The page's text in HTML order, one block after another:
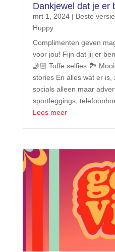
Dankjewel dat je er
mrt 1, 2024| Beste
Huppy
Complimenten geven
voor jou! Fijn dat jij er
🤳🏼 Toffe selfies 🏞️
stories En alles wat er
socials alleen maar
sportleggings,
Lees meer